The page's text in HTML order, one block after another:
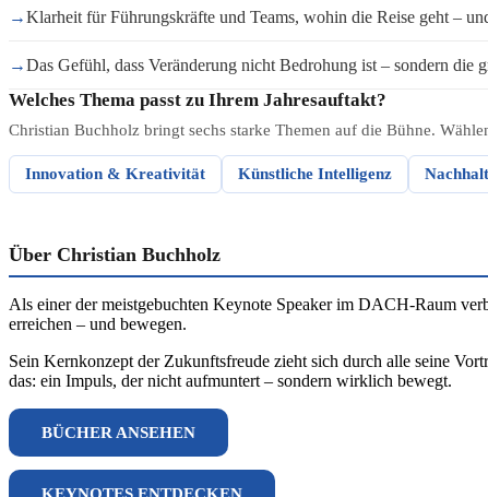
→Klarheit für Führungskräfte und Teams, wohin die Reise geht –
→Das Gefühl, dass Veränderung nicht Bedrohung ist – sondern die
Welches Thema passt zu Ihrem Jahresauftakt?
Christian Buchholz bringt sechs starke Themen auf die Bühne.
Innovation & Kreativität Künstliche Intelligenz
Über Christian Buchholz
Als einer der meistgebuchten Keynote Speaker im DACH-Raum
erreichen – und bewegen.
Sein Kernkonzept der Zukunftsfreude zieht sich durch alle seine
das: ein Impuls, der nicht aufmuntert – sondern wirklich bewegt.
BÜCHER ANSEHEN
KEYNOTES ENTDECKEN